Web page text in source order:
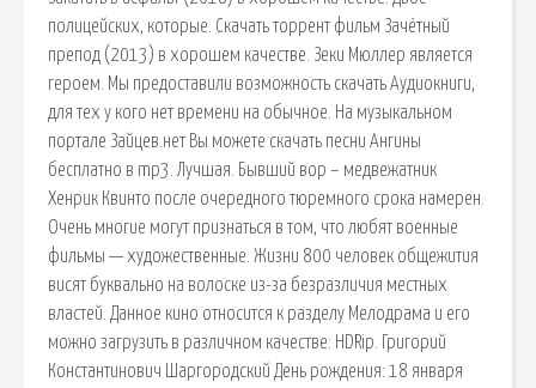
полицейских, которые. Скачать торрент фильм Зачётный
препод (2013) в хорошем качестве. Зеки Мюллер является
героем. Мы предоставили возможность скачать Аудиокниги,
для тех у кого нет времени на обычное. На музыкальном
портале Зайцев.нет Вы можете скачать песни Ангины
бесплатно в mp3. Лучшая. Бывший вор – медвежатник
Хенрик Квинто после очередного тюремного срока намерен.
Очень многие могут признаться в том, что любят военные
фильмы — художественные. Жизни 800 человек общежития
висят буквально на волоске из-за безразличия местных
властей. Данное кино относится к разделу Мелодрама и его
можно загрузить в различном качестве: HDRip. Григорий
Константинович Шаргородский День рождения: 18 января